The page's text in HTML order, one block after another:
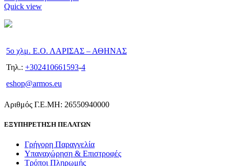
Quick view
5ο χλμ. Ε.Ο. ΛΑΡΙΣΑΣ – ΑΘΗΝΑΣ
Τηλ.: +302410661593-4
eshop@armos.eu
Αριθμός Γ.Ε.ΜΗ: 26550940000
ΕΞΥΠΗΡΕΤΗΣΗ ΠΕΛΑΤΩΝ
Γρήγορη Παραγγελία
Υπαναχώρηση & Επιστροφές
Τρόποι Πληρωμής